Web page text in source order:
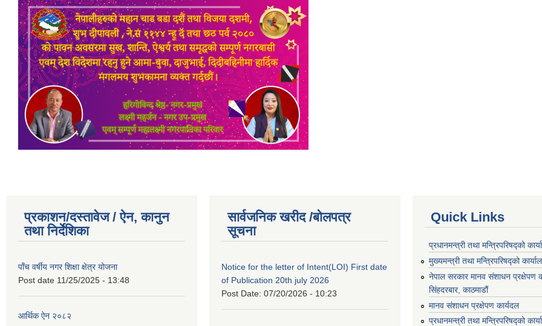
प्रकाशन/दस्तावेज / ऐन, कानुन
तथा निर्देशिका
पाँच वर्षीय नगर शिक्षा क्षेत्र योजना
Post date 11/25/2025 - 13:48
आर्थिक ऐन २०८२
सार्वजनिक खरीद /बोलपत्र
सूचना
Notice for the letter of Intent(LOI) First date
of Publication 20th july 2026
Post Date: 07/20/2026 - 10:23
Quick Links
प्रधानमन्त्री तथा मन्त्रिपरिषद्को
मुख्यमन्त्री तथा मन्त्रिपरिषद्को
नेपाल सरकार मानव संशाधन प्रक्षेपण
सिंहदरबार, काठमाडौं
मानव संशाधन प्रक्षेपण कार्यदल
प्रधानमन्त्री तथा मन्त्रिपरिषद्को